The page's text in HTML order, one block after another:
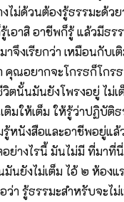
ไม่ด้วนต้องรู้ธรรมะด้ว
เอาสิ อาชีพก็รู้ แล้วมีธร
งเรียกว่า เหมือนกับเ
คุณอยากจะโกรธก็โกร
นั้นมันยังโพรงอยู่ ไม่เ
มให้เต็ม ให้รู้ว่าปฏิบัติ
รู้หนังสือและอาชีพอยู่แ
ย่างไรนี้ มันไม่มี ที่มาที่
นยังไม่เต็ม ไอ้ ๒ ห้องแ
า รู้ธรรมะสำหรับจะไ